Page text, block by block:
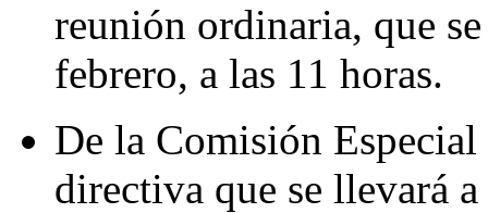
reunión ordinaria, que
febrero, a las 11 horas.
De la Comisión
directiva que se llevará